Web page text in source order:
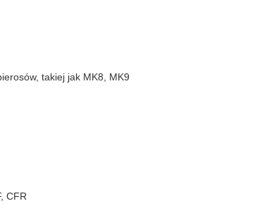
takiej jak MK8, MK9
CFR